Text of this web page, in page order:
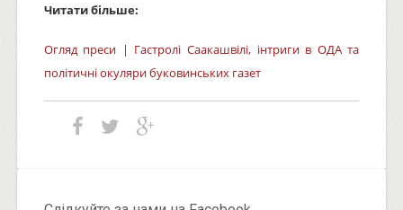
Читати більше:
Огляд преси | Гастролі Саакашвілі, інтриги в ОДА та
політичні окуляри буковинських газет